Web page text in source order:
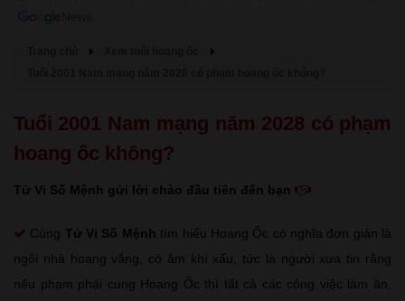
Tuổi 2001 Nam mạng năm 2028 có phạm
hoang ốc không?
Tử Vi Số Mệnh gửi lời chào đầu tiên đến bạn
Cùng Tử Vi Số Mệnh tìm hiểu Hoang Ốc có nghĩa đơn giản là
ngôi nhà hoang vắng, có âm khí xấu, tức là người xưa tin rằng
nếu phạm phải cung Hoang Ốc thì tất cả các công việc làm ăn,